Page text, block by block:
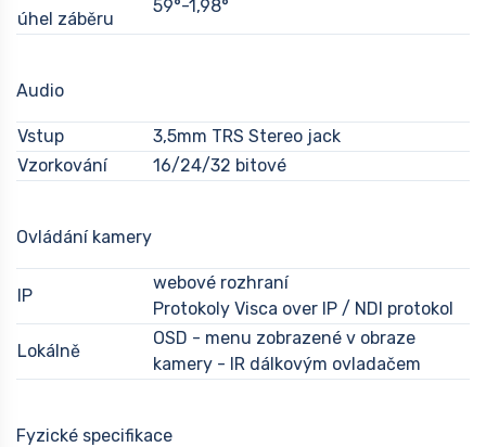
úhel záběru
59°-1,98°
Audio
Vstup
3,5mm TRS Stereo jack
Vzorkování
16/24/32 bitové
Ovládání kamery
IP
webové rozhraní
Protokoly Visca over IP / NDI protokol
Lokálně
OSD - menu zobrazené v obraze
kamery - IR dálkovým ovladačem
Fyzické specifikace